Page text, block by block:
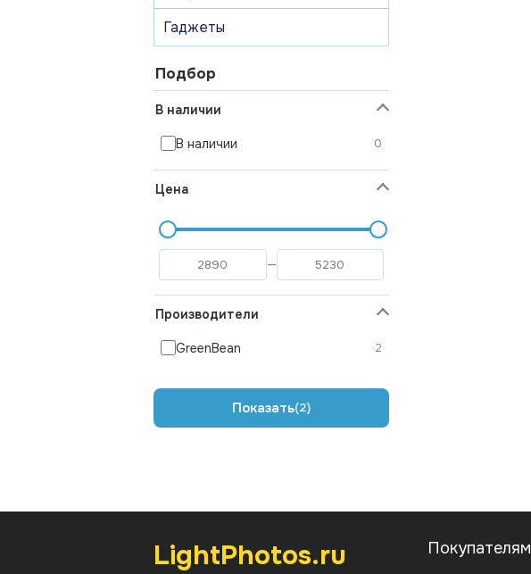
Гаджеты
Подбор
В наличии
В наличии 0
Цена
—
Производители
GreenBean 2
Показать 2
LightPhotos.ru Покупателям